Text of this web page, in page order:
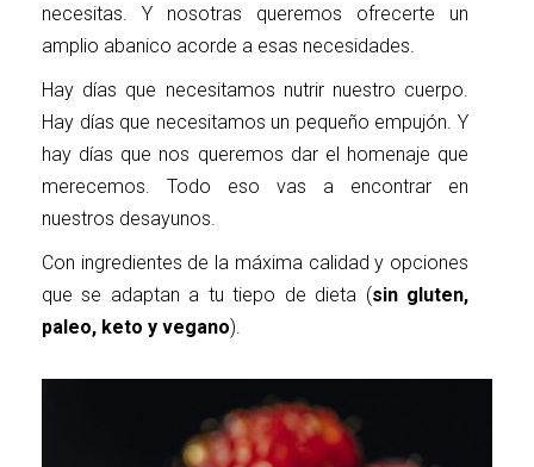
necesitas. Y nosotras queremos ofrecerte un
amplio abanico acorde a esas necesidades.
Hay días que necesitamos nutrir nuestro cuerpo.
Hay días que necesitamos un pequeño empujón. Y
hay días que nos queremos dar el homenaje que
merecemos. Todo eso vas a encontrar en
nuestros desayunos.
Con ingredientes de la máxima calidad y opciones
que se adaptan a tu tiepo de dieta (sin gluten,
paleo, keto y vegano).